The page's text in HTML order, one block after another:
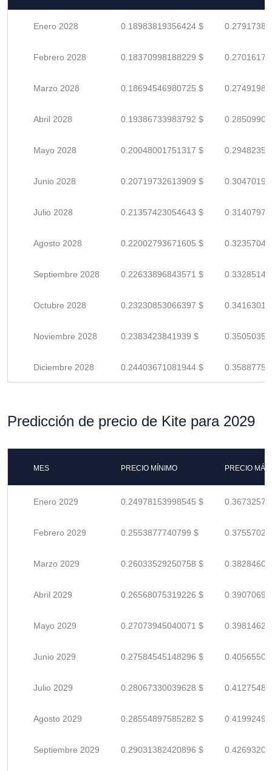
Enero 2028 0.18983819356424 $
Febrero 2028 0.18370998188229 $
Marzo 2028 0.18694546980725 $
Abril 2028 0.19386733983792 $
Mayo 2028 0.20048001751317 $
Junio 2028 0.20719732613909 $
Julio 2028 0.21357423054643 $
Agosto 2028 0.22002793671605 $
Septiembre 2028 0.22633896843571 $
Octubre 2028 0.23230853066397 $
Noviembre 2028 0.2383423841939 $
Diciembre 2028 0.24403671081944 $
Predicción de precio de Kite para 2029
MES PRECIO MÍNIMO PRECIO
Enero 2029 0.24978153998545 $
Febrero 2029 0.2553877740799 $
Marzo 2029 0.26033529250758 $
Abril 2029 0.26568075319226 $
Mayo 2029 0.27073945040071 $
Junio 2029 0.27584545148296 $
Julio 2029 0.28067330039628 $
Agosto 2029 0.28554897585282 $
Septiembre 2029 0.29031382420896 $